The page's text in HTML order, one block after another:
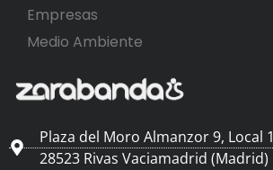
Empresas
Medio Ambiente
Plaza del Moro Almanzor 9, Local 1
28523 Rivas Vaciamadrid (Madrid)